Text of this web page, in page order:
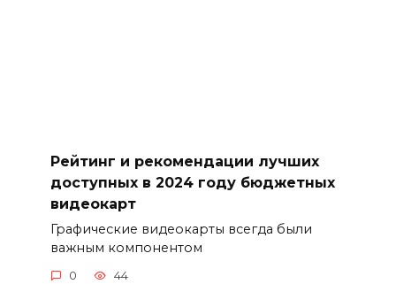
Рейтинг и рекомендации лучших
доступных в 2024 году бюджетных
видеокарт
Графические видеокарты всегда были
важным компонентом
0 44